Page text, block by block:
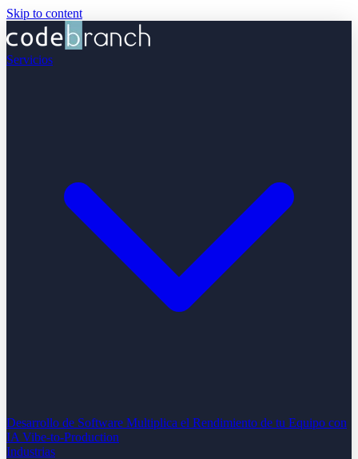
Skip to content
Servicios
Desarrollo de Software Multiplica el Rendimiento de tu Equipo con
IA Vibe-to-Production
Industrias